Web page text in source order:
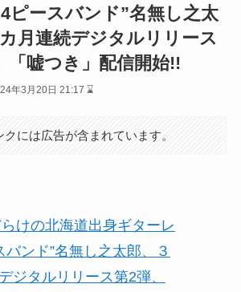
ピースバンド”名無し之太
月連続デジタルリリース
「嘘つき」配信開始!!
年3月20日 21:17 ⌛
には広告が含まれています。